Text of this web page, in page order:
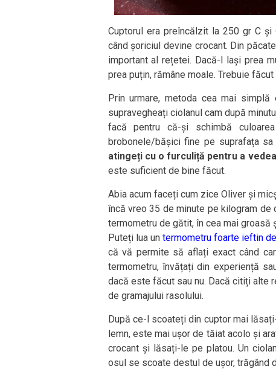
Cuptorul era preîncălzit la 250 gr C
când șoriciul devine crocant. Din
important al rețetei. Dacă-l lași prea
prea puțin, rămâne moale. Trebuie
Prin urmare, metoda cea mai
supravegheați ciolanul cam după
facă pentru că-și schimbă
brobonele/bășici fine pe suprafața
atingeți cu o furculiță pentru a
este suficient de bine făcut.
Abia acum faceți cum zice Oliver și
încă vreo 35 de minute pe kilogram de
termometru de gătit, în cea mai groasă
Puteți lua un termometru foarte ieftin
că vă permite să aflați exact când
termometru, învățați din experiență
dacă este făcut sau nu. Dacă citiți alte
de gramajului rasolului.
După ce-l scoateți din cuptor mai
lemn, este mai ușor de tăiat acolo și
crocant și lăsați-le pe platou. Un
osul se scoate destul de ușor, trăgând